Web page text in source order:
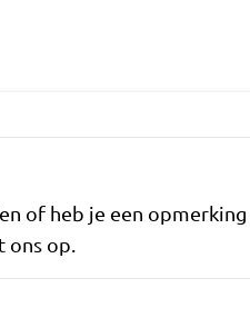
of heb je een
ons op.